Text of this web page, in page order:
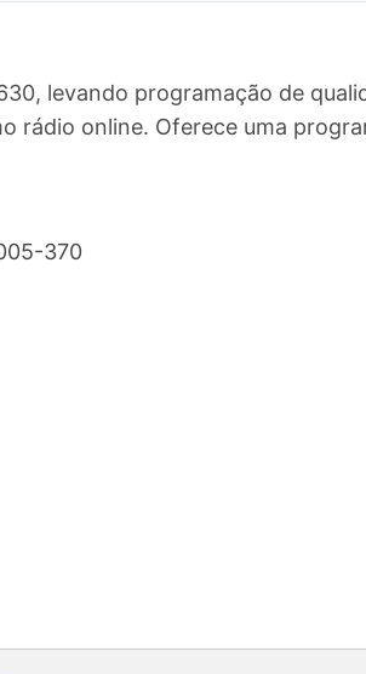
levando programação de
rádio online. Oferece uma
370